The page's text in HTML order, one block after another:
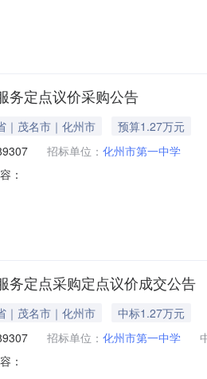
务定点议价采购公告
｜茂名市｜化州市
预算1.27万元
招标单位： 化州市第一中学
：
务定点采购定点议价成交公告
｜茂名市｜化州市
中标1.27万元
招标单位： 化州市第一中学
：